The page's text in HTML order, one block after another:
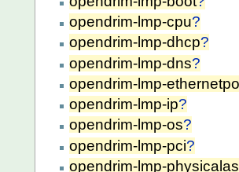
opendrim-lmp-cpu?
opendrim-lmp-dhcp?
opendrim-lmp-dns?
opendrim-lmp-
opendrim-lmp-ip?
opendrim-lmp-os?
opendrim-lmp-pci?
opendrim-lmp-